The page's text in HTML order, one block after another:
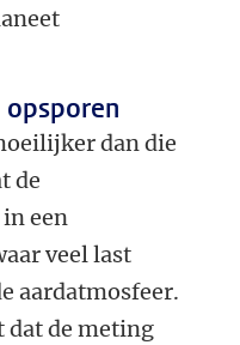
dan die
de
een
veel last
aardatmosfeer.
dat de meting